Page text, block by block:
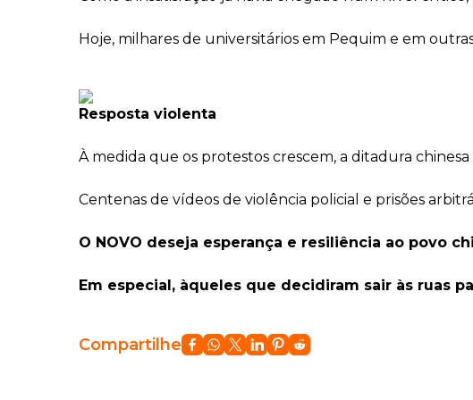
Hoje, milhares de universitários em Pequim e em
Resposta violenta
À medida que os protestos crescem, a ditadura
Centenas de vídeos de violência policial e prisões
O NOVO deseja esperança e resiliência ao povo
Em especial, àqueles que decidiram sair às ruas
Compartilhe